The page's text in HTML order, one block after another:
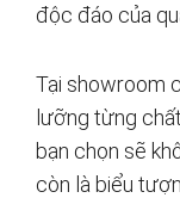
độc đáo của
Tại showroom
lưỡng từng
bạn chọn sẽ
còn là biểu